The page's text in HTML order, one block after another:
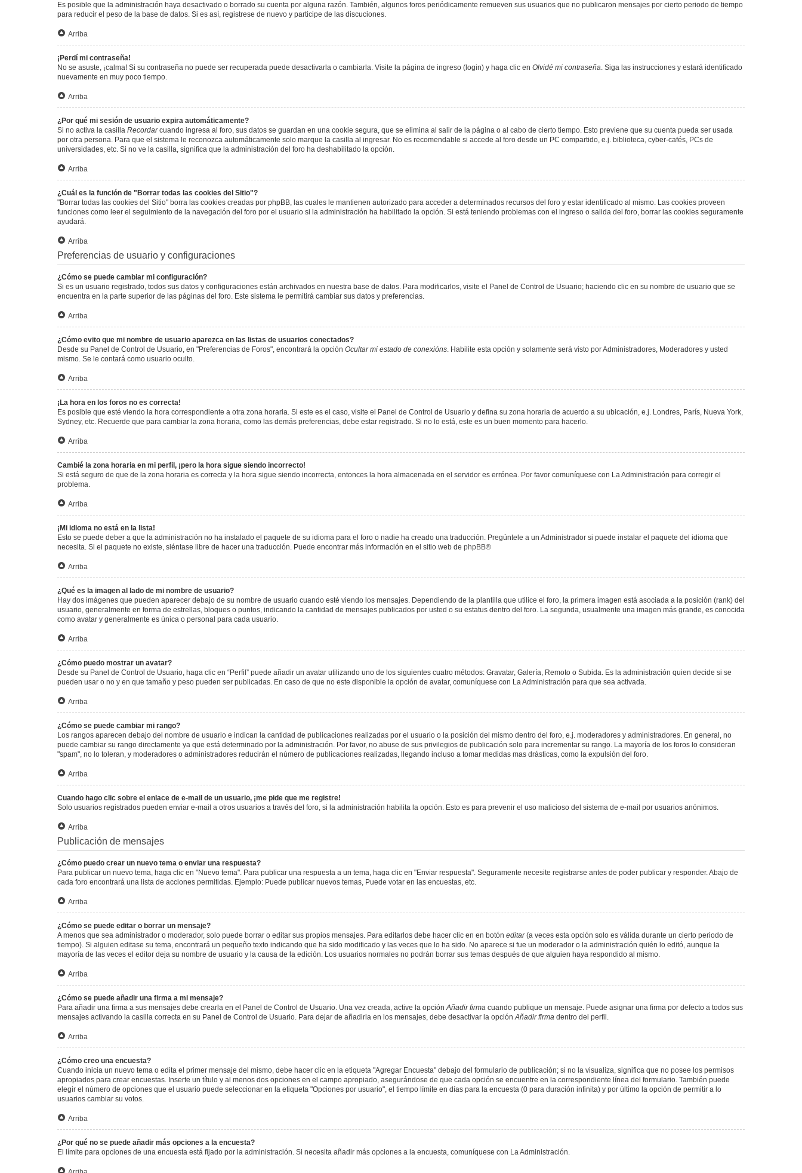
Es posible que la administración haya desactivado o borrado su cuenta por alguna razón. También, algunos foros periódicamente remueven sus usuarios que no publicaron mensajes por cierto periodo de tiempo
para reducir el peso de la base de datos. Si es así, registrese de nuevo y participe de las discuciones.
Arriba
¡Perdí mi contraseña!
No se asuste, ¡calma! Si su contraseña no puede ser recuperada puede desactivarla o cambiarla. Visite la página de ingreso (login) y haga clic en Olvidé mi contraseña. Siga las instrucciones y estará identificado
nuevamente en muy poco tiempo.
Arriba
¿Por qué mi sesión de usuario expira automáticamente?
Si no activa la casilla Recordarcuando ingresa al foro, sus datos se guardan en una cookie segura, que se elimina al salir de la página o al cabo de cierto tiempo. Esto previene que su cuenta pueda ser usada
por otra persona. Para que el sistema le reconozca automáticamente solo marque la casilla al ingresar. No es recomendable si accede al foro desde un PC compartido, e.j. biblioteca, cyber-cafés, PCs de
universidades, etc. Si no ve la casilla, significa que la administración del foro ha deshabilitado la opción.
Arriba
¿Cuál es la función de "Borrar todas las cookies del Sitio"?
"Borrar todas las cookies del Sitio" borra las cookies creadas por phpBB, las cuales le mantienen autorizado para acceder a determinados recursos del foro y estar identificado al mismo. Las cookies proveen
funciones como leer el seguimiento de la navegación del foro por el usuario si la administración ha habilitado la opción. Si está teniendo problemas con el ingreso o salida del foro, borrar las cookies seguramente
ayudará.
Arriba
Preferencias de usuario y configuraciones
¿Cómo se puede cambiar mi configuración?
Si es un usuario registrado, todos sus datos y configuraciones están archivados en nuestra base de datos. Para modificarlos, visite el Panel de Control de Usuario; haciendo clic en su nombre de usuario que se
encuentra en la parte superior de las páginas del foro. Este sistema le permitirá cambiar sus datos y preferencias.
Arriba
¿Cómo evito que mi nombre de usuario aparezca en las listas de usuarios conectados?
Desde su Panel de Control de Usuario, en "Preferencias de Foros", encontrará la opción Ocultar mi estado de conexións. Habilite esta opción y solamente será visto por Administradores, Moderadores y usted
mismo. Se le contará como usuario oculto.
Arriba
¡La hora en los foros no es correcta!
Es posible que esté viendo la hora correspondiente a otra zona horaria. Si este es el caso, visite el Panel de Control de Usuario y defina su zona horaria de acuerdo a su ubicación, e.j. Londres, París, Nueva York,
Sydney, etc. Recuerde que para cambiar la zona horaria, como las demás preferencias, debe estar registrado. Si no lo está, este es un buen momento para hacerlo.
Arriba
Cambié la zona horaria en mi perfil, ¡pero la hora sigue siendo incorrecto!
Si está seguro de que de la zona horaria es correcta y la hora sigue siendo incorrecta, entonces la hora almacenada en el servidor es errónea. Por favor comuníquese con La Administración para corregir el
problema.
Arriba
¡Mi idioma no está en la lista!
Esto se puede deber a que la administración no ha instalado el paquete de su idioma para el foro o nadie ha creado una traducción. Pregúntele a un Administrador si puede instalar el paquete del idioma que
necesita. Si el paquete no existe, siéntase libre de hacer una traducción. Puede encontrar más información en el sitio web de phpBB®
Arriba
¿Qué es la imagen al lado de mi nombre de usuario?
Hay dos imágenes que pueden aparecer debajo de su nombre de usuario cuando esté viendo los mensajes. Dependiendo de la plantilla que utilice el foro, la primera imagen está asociada a la posición (rank) del
usuario, generalmente en forma de estrellas, bloques o puntos, indicando la cantidad de mensajes publicados por usted o su estatus dentro del foro. La segunda, usualmente una imagen más grande, es conocida
como avatar y generalmente es única o personal para cada usuario.
Arriba
¿Cómo puedo mostrar un avatar?
Desde su Panel de Control de Usuario, haga clic en “Perfil” puede añadir un avatar utilizando uno de los siguientes cuatro métodos: Gravatar, Galería, Remoto o Subida. Es la administración quien decide si se
pueden usar o no y en que tamaño y peso pueden ser publicadas. En caso de que no este disponible la opción de avatar, comuníquese con La Administración para que sea activada.
Arriba
¿Cómo se puede cambiar mi rango?
Los rangos aparecen debajo del nombre de usuario e indican la cantidad de publicaciones realizadas por el usuario o la posición del mismo dentro del foro, e.j. moderadores y administradores. En general, no
puede cambiar su rango directamente ya que está determinado por la administración. Por favor, no abuse de sus privilegios de publicación solo para incrementar su rango. La mayoría de los foros lo consideran
"spam", no lo toleran, y moderadores o administradores reducirán el número de publicaciones realizadas, llegando incluso a tomar medidas mas drásticas, como la expulsión del foro.
Arriba
Cuando hago clic sobre el enlace de e-mail de un usuario, ¡me pide que me registre!
Solo usuarios registrados pueden enviar e-mail a otros usuarios a través del foro, si la administración habilita la opción. Esto es para prevenir el uso malicioso del sistema de e-mail por usuarios anónimos.
Arriba
Publicación de mensajes
¿Cómo puedo crear un nuevo tema o enviar una respuesta?
Para publicar un nuevo tema, haga clic en "Nuevo tema". Para publicar una respuesta a un tema, haga clic en "Enviar respuesta". Seguramente necesite registrarse antes de poder publicar y responder. Abajo de
cada foro encontrará una lista de acciones permitidas. Ejemplo: Puede publicar nuevos temas, Puede votar en las encuestas, etc.
Arriba
¿Cómo se puede editar o borrar un mensaje?
A menos que sea administrador o moderador, solo puede borrar o editar sus propios mensajes. Para editarlos debe hacer clic en en botón editar(a veces esta opción solo es válida durante un cierto periodo de
tiempo). Si alguien editase su tema, encontrará un pequeño texto indicando que ha sido modificado y las veces que lo ha sido. No aparece si fue un moderador o la administración quién lo editó, aunque la
mayoría de las veces el editor deja su nombre de usuario y la causa de la edición. Los usuarios normales no podrán borrar sus temas después de que alguien haya respondido al mismo.
Arriba
¿Cómo se puede añadir una firma a mi mensaje?
Para añadir una firma a sus mensajes debe crearla en el Panel de Control de Usuario. Una vez creada, active la opciónAñadir firma cuando publique un mensaje. Puede asignar una firma por defecto a todos sus
mensajes activando la casilla correcta en su Panel de Control de Usuario. Para dejar de añadirla en los mensajes, debe desactivar la opciónAñadir firma dentro del perfil.
Arriba
¿Cómo creo una encuesta?
Cuando inicia un nuevo tema o edita el primer mensaje del mismo, debe hacer clic en la etiqueta "Agregar Encuesta" debajo del formulario de publicación; si no la visualiza, significa que no posee los permisos
apropiados para crear encuestas. Inserte un título y al menos dos opciones en el campo apropiado, asegurándose de que cada opción se encuentre en la correspondiente línea del formulario. También puede
elegir el número de opciones que el usuario puede seleccionar en la etiqueta "Opciones por usuario", el tiempo límite en días para la encuesta (0 para duración infinita) y por último la opción de permitir a lo
usuarios cambiar su votos.
Arriba
¿Por qué no se puede añadir más opciones a la encuesta?
El límite para opciones de una encuesta está fijado por la administración. Si necesita añadir más opciones a la encuesta, comuníquese con La Administración.